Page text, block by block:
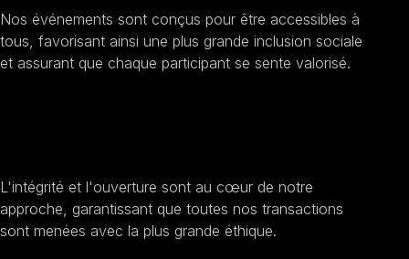
Nos événements sont conçus pour être accessibles à
tous, favorisant ainsi une plus grande inclusion sociale
et assurant que chaque participant se sente valorisé.
L'intégrité et l'ouverture sont au cœur de notre
approche, garantissant que toutes nos transactions
sont menées avec la plus grande éthique.